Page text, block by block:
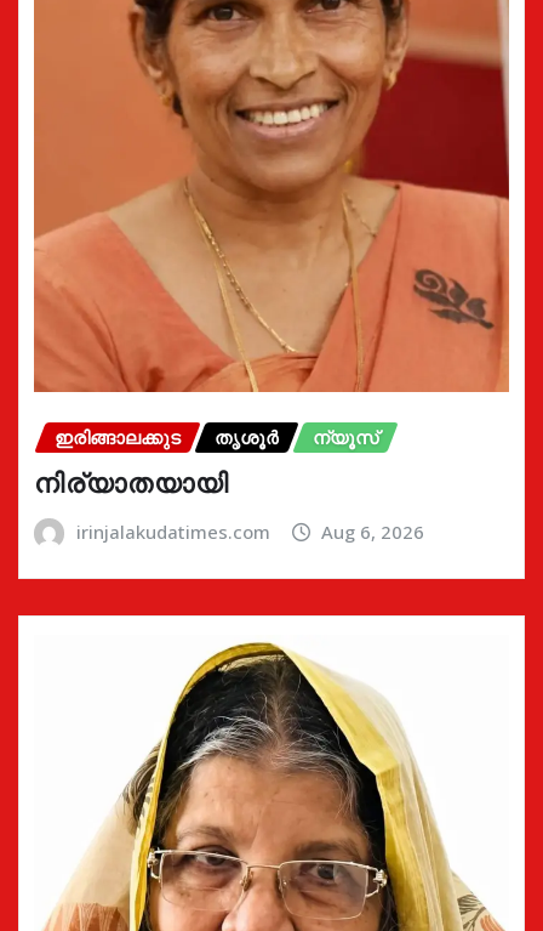
ഇരിങ്ങാലക്കുട തൃശൂർ ന്യൂസ്
നിര്യാതയായി
irinjalakudatimes.com Aug 6, 2026